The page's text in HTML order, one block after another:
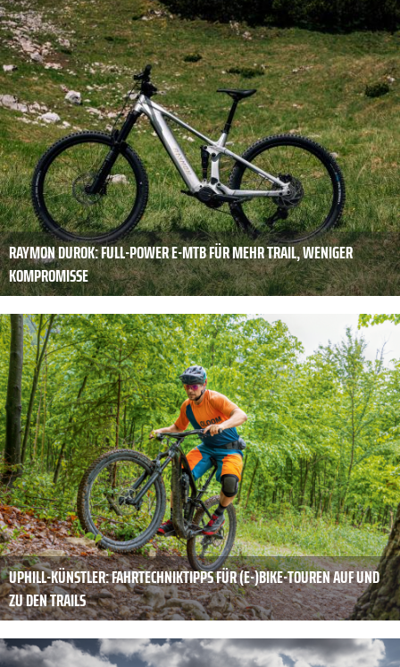
RAYMON DUROK: FULL-POWER E-MTB FÜR MEHR TRAIL, WENIGER
KOMPROMISSE
UPHILL-KÜNSTLER: FAHRTECHNIKTIPPS FÜR (E-)BIKE-TOUREN AUF UND
ZU DEN TRAILS